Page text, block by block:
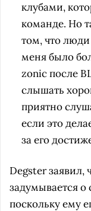
клубами,
команде. Но
том, что
меня было
zonic после
слышать
приятно
если это
за его
Degster заявил,
задумывается
поскольку ему